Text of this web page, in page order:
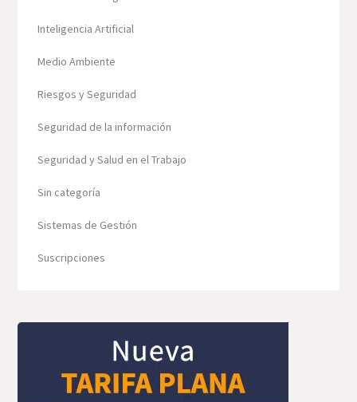
Inteligencia Artificial
Medio Ambiente
Riesgos y Seguridad
Seguridad de la información
Seguridad y Salud en el Trabajo
Sin categoría
Sistemas de Gestión
Suscripciones